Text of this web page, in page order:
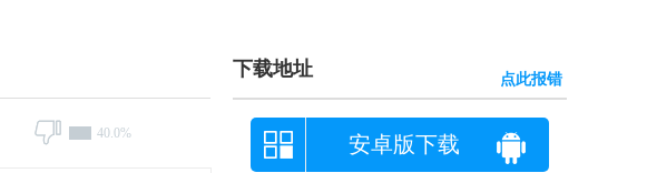
40.0%
下载地址 点此报错
安卓版下载